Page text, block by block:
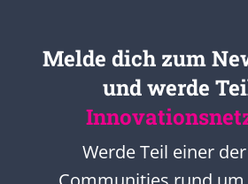
Melde dich zum
und werde